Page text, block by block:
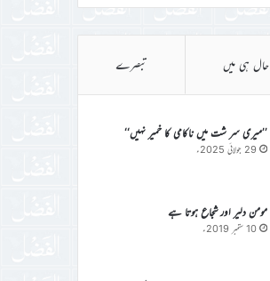
حال ہی میں تبصرے
’’میری سر شت میں ناکامی کا خمیر نہیں‘‘
29 جولائی 2025ء
مومن دلیر اور شجاع ہوتا ہے
10 ستمبر 2019ء